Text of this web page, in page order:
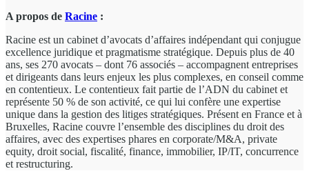
A propos de Racine :
Racine est un cabinet d’avocats d’affaires indépendant qui conjugue
excellence juridique et pragmatisme stratégique. Depuis plus de 40
ans, ses 270 avocats – dont 76 associés – accompagnent entreprises
et dirigeants dans leurs enjeux les plus complexes, en conseil comme
en contentieux. Le contentieux fait partie de l’ADN du cabinet et
représente 50 % de son activité, ce qui lui confère une expertise
unique dans la gestion des litiges stratégiques. Présent en France et à
Bruxelles, Racine couvre l’ensemble des disciplines du droit des
affaires, avec des expertises phares en corporate/M&A, private
equity, droit social, fiscalité, finance, immobilier, IP/IT, concurrence
et restructuring.